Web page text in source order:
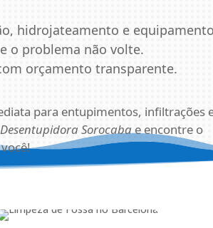
hidrojateamento e
o problema não volte.
orçamento transparente.
para entupimentos, infiltrações
Desentupidora Sorocabae encontre o